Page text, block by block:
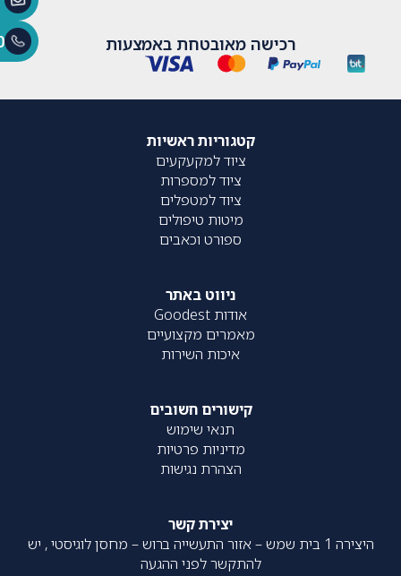
רכישה מאובטחת באמצעות
קטגוריות ראשיות
ציוד למקעקעים
ציוד למספרות
ציוד למטפלים
מיטות טיפולים
ספורט וכאבים
ניווט באתר
אודות Goodest
מאמרים מקצועיים
איכות השירות
קישורים חשובים
תנאי שימוש
מדיניות פרטיות
הצהרת נגישות
יצירת קשר
היצירה 1 בית שמש – אזור התעשייה ברוש – מחסן לוגיסטי , יש
להתקשר לפני ההגעה